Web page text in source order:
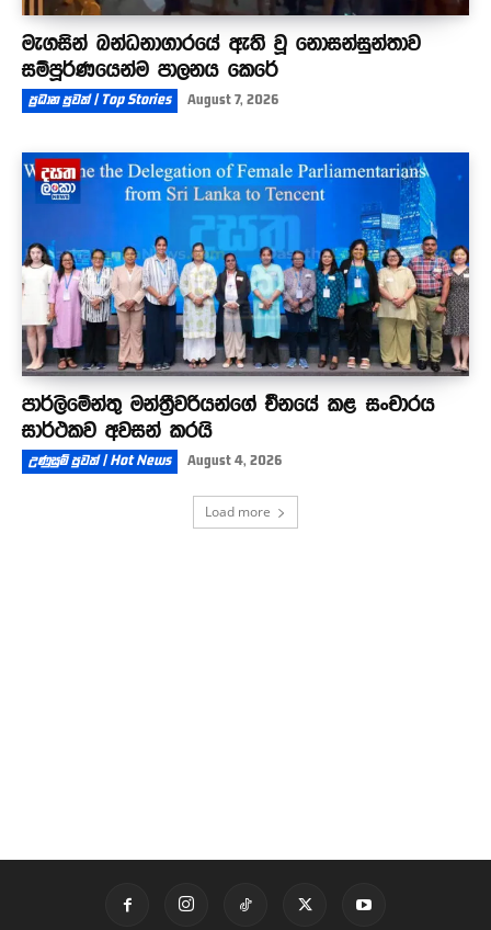
මැගසින් බන්ධනාගාරයේ ඇති වූ නොසන්සුන්තාව
සම්පූර්ණයෙන්ම පාලනය කෙරේ
ප්‍රධාන පුවත් | Top Stories August 7, 2026
පාර්ලිමේන්තු මන්ත්‍රීවරියන්ගේ චීනයේ කළ සංචාරය
සාර්ථකව අවසන් කරයි
උණුසුම් පුවත් | Hot News August 4, 2026
Load more